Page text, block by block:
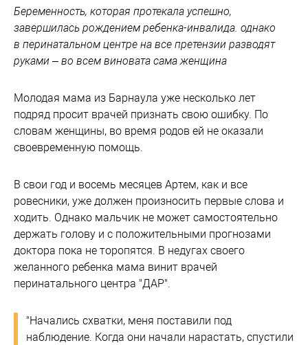
Беременность, которая протекала успешно,
завершилась рождением ребенка-инвалида. однако
в перинатальном центре на все претензии разводят
руками – во всем виновата сама женщина
Молодая мама из Барнаула уже несколько лет
подряд просит врачей признать свою ошибку. По
словам женщины, во время родов ей не оказали
своевременную помощь.
В свои год и восемь месяцев Артем, как и все
ровесники, уже должен произносить первые слова и
ходить. Однако мальчик не может самостоятельно
держать голову и с положительными прогнозами
доктора пока не торопятся. В недугах своего
желанного ребенка мама винит врачей
перинатального центра "ДАР".
"Начались схватки, меня поставили под
наблюдение. Когда они начали нарастать, спустили